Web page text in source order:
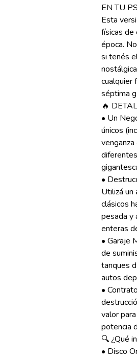
EN TU
Esta
físicas de
época.
si tenés
cualquier
séptima
🔥
• Un
únicos
•
Utilizá un
clásicos
pesada y
enteras
• Garaje
de
tanques
autos
•
valor
potencia
🔍 ¿Qué
• Disco